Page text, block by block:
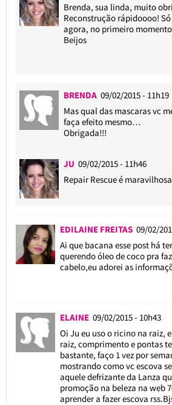
Brenda, sua linda, muito
Reconstrução rápidoooo!
agora, no primeiro
Beijos
BRENDA09/02/2015 - 11h19
Mas qual das mascaras vc
faça efeito mesmo…
Obrigada!!!
JU 09/02/2015 - 11h46
Repair Rescue é
EDILAINE FREITAS 09/02/
Ai que bacana esse post há
querendo óleo de coco pra
cabelo,eu adorei as
ELAINE 09/02/2015 - 10h43
Oi Ju eu uso o ricino na raiz,
raiz, comprimento e pontas
bastante, faço 1 vez por
mostrando como vc escova
aquele defrizante da Lanza
promoção na beleza na web
aprender a fazer escova